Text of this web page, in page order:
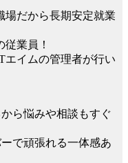
場だから長期安定就業
従業員！
エイムの管理者が行い
ら悩みや相談もすぐ
で頑張れる一体感あ